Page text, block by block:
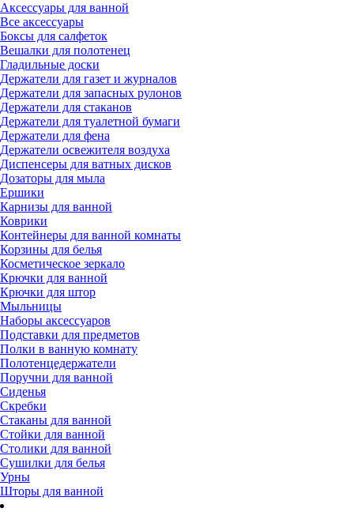
Аксессуары для ванной
Все аксессуары
Боксы для салфеток
Вешалки для полотенец
Гладильные доски
Держатели для газет и журналов
Держатели для запасных рулонов
Держатели для стаканов
Держатели для туалетной бумаги
Держатели для фена
Держатели освежителя воздуха
Диспенсеры для ватных дисков
Дозаторы для мыла
Ершики
Карнизы для ванной
Коврики
Контейнеры для ванной комнаты
Корзины для белья
Косметическое зеркало
Крючки для ванной
Крючки для штор
Мыльницы
Наборы аксессуаров
Подставки для предметов
Полки в ванную комнату
Полотенцедержатели
Поручни для ванной
Сиденья
Скребки
Стаканы для ванной
Стойки для ванной
Столики для ванной
Сушилки для белья
Урны
Шторы для ванной